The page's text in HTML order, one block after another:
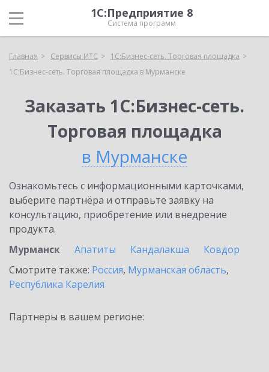
1С:Предприятие 8
Система программ
Главная Сервисы ИТС
1С:Бизнес-сеть. Торговая площадка
1С:Бизнес-сеть. Торговая площадка в Мурманске
Заказать 1С:Бизнес-сеть.
Торговая площадка
в Мурманске
Ознакомьтесь с информационными карточками,
выберите партнёра и отправьте заявку на
консультацию, приобретение или внедрение
продукта.
Мурманск
Апатиты Кандалакша
Ковдор
Смотрите также: Россия, Мурманская область,
Республика Карелия
Партнеры в вашем регионе: